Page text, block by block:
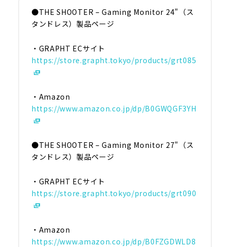
●THE SHOOTER – Gaming Monitor 24"（ス
タンドレス）製品ページ
・GRAPHT ECサイト
https://store.grapht.tokyo/products/grt085
・Amazon
https://www.amazon.co.jp/dp/B0GWQGF3YH
●THE SHOOTER – Gaming Monitor 27"（ス
タンドレス）製品ページ
・GRAPHT ECサイト
https://store.grapht.tokyo/products/grt090
・Amazon
https://www.amazon.co.jp/dp/B0FZGDWLD8